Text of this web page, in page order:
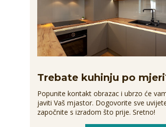
Trebate kuhinju po
Popunite kontakt obrazac i ubrzo će
javiti Vaš mjastor. Dogovorite sve
započnite s izradom što prije. Sretno!